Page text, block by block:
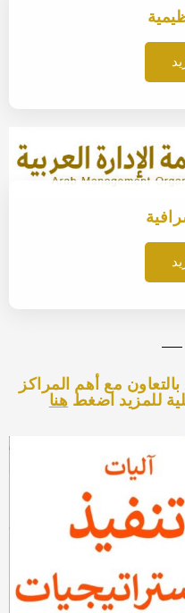
مع أهم المراكز
للمزيد اضغط هنا